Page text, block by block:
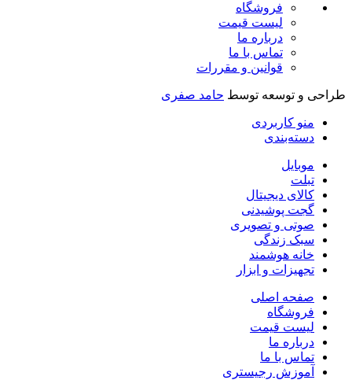
فروشگاه
لیست قیمت
درباره ما
تماس با ما
قوانین و مقررات
و توسعه توسطحامد صفری
منو کاربردی
دسته‌بندی
موبایل
تبلت
کالای دیجیتال
گجت پوشیدنی
صوتی و تصویری
سبک زندگی
خانه هوشمند
تجهیزات و ابزار
صفحه اصلی
فروشگاه
لیست قیمت
درباره ما
تماس با ما
آموزش رجیستری